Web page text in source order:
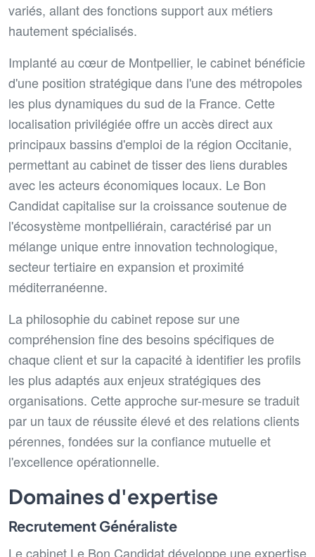
variés, allant des fonctions support aux métiers
hautement spécialisés.
Implanté au cœur de Montpellier, le cabinet bénéficie
d'une position stratégique dans l'une des métropoles
les plus dynamiques du sud de la France. Cette
localisation privilégiée offre un accès direct aux
principaux bassins d'emploi de la région Occitanie,
permettant au cabinet de tisser des liens durables
avec les acteurs économiques locaux. Le Bon
Candidat capitalise sur la croissance soutenue de
l'écosystème montpelliérain, caractérisé par un
mélange unique entre innovation technologique,
secteur tertiaire en expansion et proximité
méditerranéenne.
La philosophie du cabinet repose sur une
compréhension fine des besoins spécifiques de
chaque client et sur la capacité à identifier les profils
les plus adaptés aux enjeux stratégiques des
organisations. Cette approche sur-mesure se traduit
par un taux de réussite élevé et des relations clients
pérennes, fondées sur la confiance mutuelle et
l'excellence opérationnelle.
Domaines d'expertise
Recrutement Généraliste
Le cabinet Le Bon Candidat développe une expertise